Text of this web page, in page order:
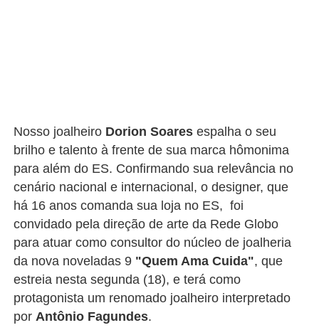
Nosso joalheiro Dorion Soaresespalha o seu
brilho e talento à frente de sua marca hômonima
para além do ES. Confirmando sua relevância no
cenário nacional e internacional, o designer, que
há 16 anos comanda sua loja no ES, foi
convidado pela direção de arte da Rede Globo
para atuar como consultor do núcleo de joalheria
da nova noveladas 9 "Quem Ama Cuida", que
estreia nesta segunda (18), e terá como
protagonista um renomado joalheiro interpretado
porAntônio Fagundes.